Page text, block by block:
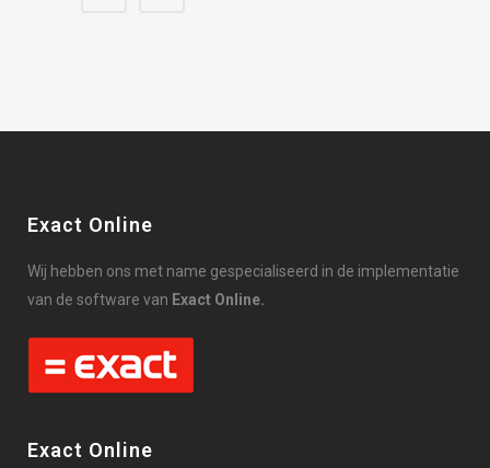
Exact Online
Wij hebben ons met name gespecialiseerd in de implementatie
van de software van Exact Online.
Exact Online